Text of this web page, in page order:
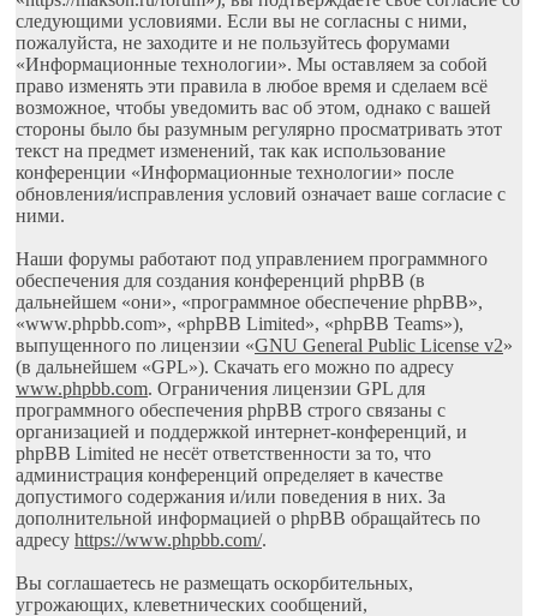
следующими условиями. Если вы не согласны с ними,
пожалуйста, не заходите и не пользуйтесь форумами
«Информационные технологии». Мы оставляем за собой
право изменять эти правила в любое время и сделаем всё
возможное, чтобы уведомить вас об этом, однако с вашей
стороны было бы разумным регулярно просматривать этот
текст на предмет изменений, так как использование
конференции «Информационные технологии» после
обновления/исправления условий означает ваше согласие с
ними.
Наши форумы работают под управлением программного
обеспечения для создания конференций phpBB (в
дальнейшем «они», «программное обеспечение phpBB»,
«www.phpbb.com», «phpBB Limited», «phpBB Teams»),
выпущенного по лицензии «GNU General Public License v2»
(в дальнейшем «GPL»). Скачать его можно по адресу
www.phpbb.com. Ограничения лицензии GPL для
программного обеспечения phpBB строго связаны с
организацией и поддержкой интернет-конференций, и
phpBB Limited не несёт ответственности за то, что
администрация конференций определяет в качестве
допустимого содержания и/или поведения в них. За
дополнительной информацией о phpBB обращайтесь по
адресу https://www.phpbb.com/.
Вы соглашаетесь не размещать оскорбительных,
угрожающих, клеветнических сообщений,